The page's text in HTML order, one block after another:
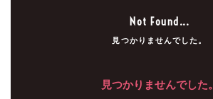
Not Found...
見つかりませんでした。
見つかりませんでした。